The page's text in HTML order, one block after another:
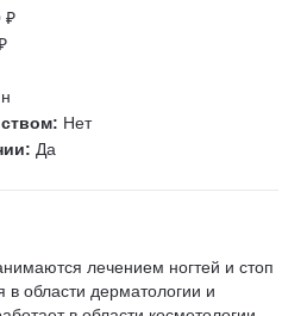
₽
Нет
Да
лечением ногтей и стоп
в области дерматологии и